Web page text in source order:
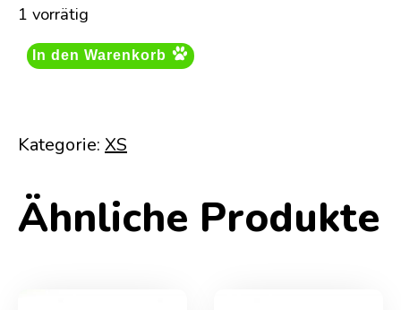
1 vorrätig
In den Warenkorb
Kategorie: XS
Ähnliche Produkte